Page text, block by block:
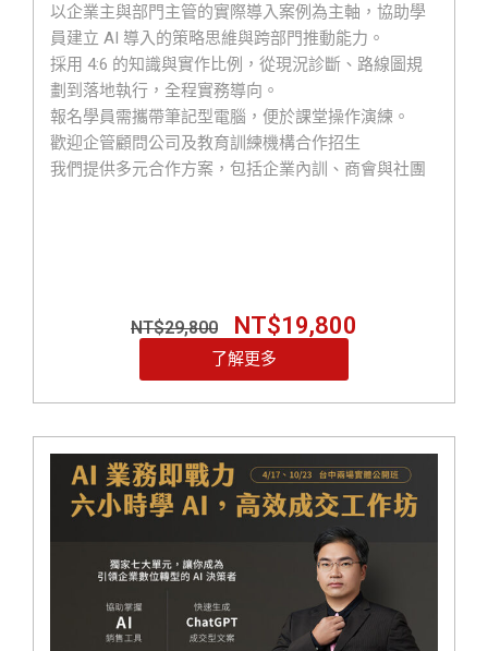
以企業主與部門主管的實際導入案例為主軸，協助學
員建立 AI 導入的策略思維與跨部門推動能力。
採用 4:6 的知識與實作比例，從現況診斷、路線圖規
劃到落地執行，全程實務導向。
報名學員需攜帶筆記型電腦，便於課堂操作演練。
歡迎企管顧問公司及教育訓練機構合作招生
我們提供多元合作方案，包括企業內訓、商會與社團
NT$29,800 NT$19,800
了解更多